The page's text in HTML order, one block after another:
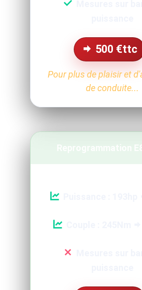
500 €ttc
Pour plus de plaisir et
de conduite...